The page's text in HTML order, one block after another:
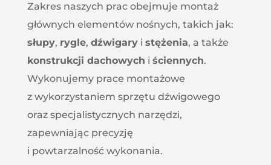
Zakres naszych prac obejmuje montaż
głównych elementów nośnych, takich jak:
słupy, rygle, dźwigaryi stężenia, a także
konstrukcji dachowych i ściennych.
Wykonujemy prace montażowe
z wykorzystaniem sprzętu dźwigowego
oraz specjalistycznych narzędzi,
zapewniając precyzję
i powtarzalność wykonania.